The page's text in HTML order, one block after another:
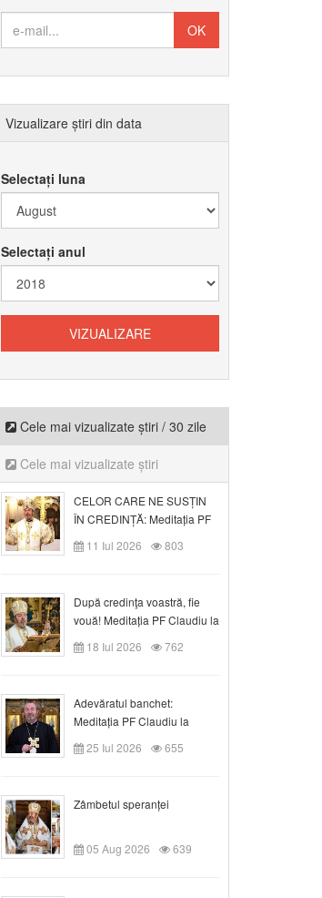
Vizualizare știri din data
Selectați luna
Selectați anul
Cele mai vizualizate știri / 30 zile
Cele mai vizualizate știri
CELOR CARE NE SUSȚIN
ÎN CREDINȚĂ: Meditația PF
Claudiu la Duminica a VI-a
după Rusalii
11 Iul 2026 803
După credinţa voastră, fie
vouă! Meditația PF Claudiu la
duminica a VII-a după Rusalii
18 Iul 2026 762
Adevăratul banchet:
Meditația PF Claudiu la
Duminica a VIII-a după
Rusalii
25 Iul 2026 655
Zâmbetul speranței
05 Aug 2026 639